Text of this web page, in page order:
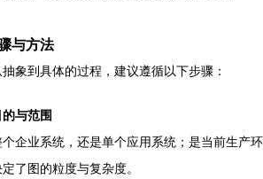
与方法
象到具体的过程，建议遵循以下步骤：
与范围
企业系统，还是单个应用系统；是当前生产环
了图的粒度与复杂度。